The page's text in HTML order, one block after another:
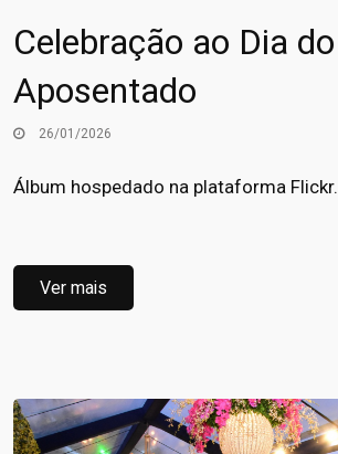
Celebração ao Dia do
Aposentado
26/01/2026
Álbum hospedado na plataforma Flickr.
Ver mais